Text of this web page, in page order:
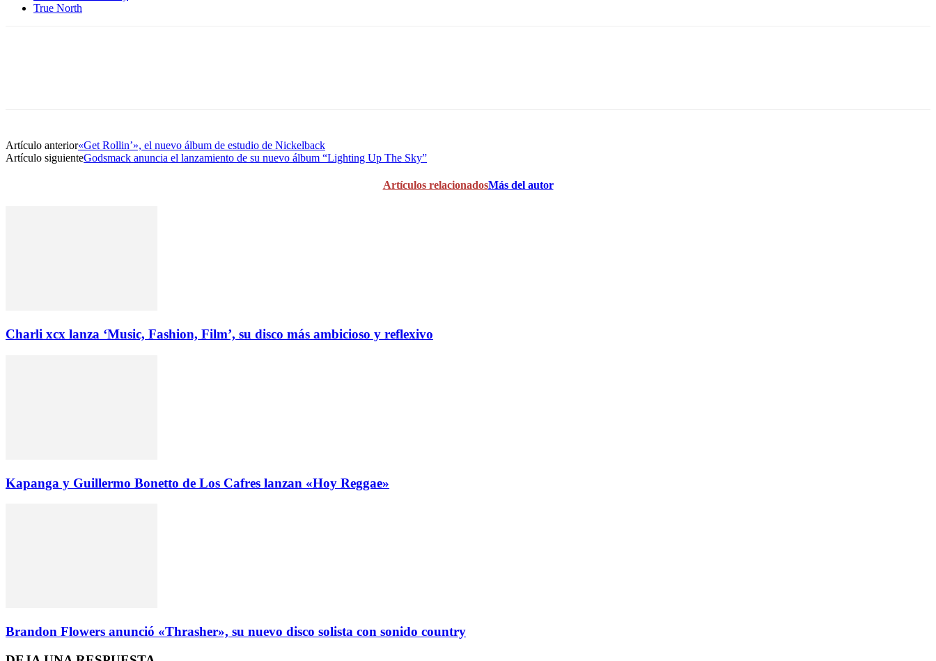
True North
Artículo anterior«Get Rollin’», el nuevo álbum de estudio de Nickelback
Artículo siguienteGodsmack anuncia el lanzamiento de su nuevo álbum “Lighting Up The Sky”
Artículos relacionadosMás del autor
Charli xcx lanza ‘Music, Fashion, Film’, su disco más ambicioso y reflexivo
Kapanga y Guillermo Bonetto de Los Cafres lanzan «Hoy Reggae»
Brandon Flowers anunció «Thrasher», su nuevo disco solista con sonido country